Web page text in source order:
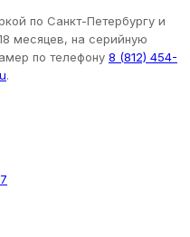
по Санкт-Петербургу и
месяцев, на серийную
по телефону 8 (812) 454-
.